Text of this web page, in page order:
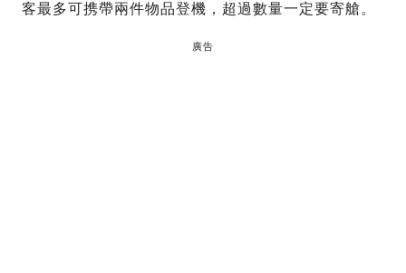
客最多可携帶兩件物品登機，超過數量一定要寄艙。
廣告